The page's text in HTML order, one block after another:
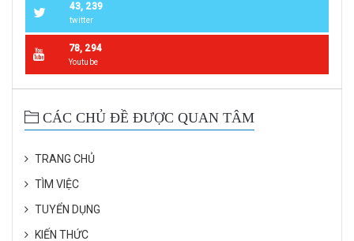
43, 239
twitter
78, 294
Youtube
CÁC CHỦ ĐỀ ĐƯỢC QUAN TÂM
TRANG CHỦ
TÌM VIỆC
TUYỂN DỤNG
KIẾN THỨC